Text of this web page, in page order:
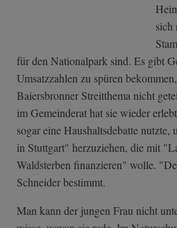
sich
für den Nationalpark sind. Es gibt
Umsatzzahlen zu spüren
Baiersbronner Streitthema nicht
im Gemeinderat hat sie wieder
sogar eine Haushaltsdebatte
in Stuttgart" herzuziehen, die mit
Waldsterben finanzieren" wolle.
Schneider bestimmt.
Man kann der jungen Frau nicht